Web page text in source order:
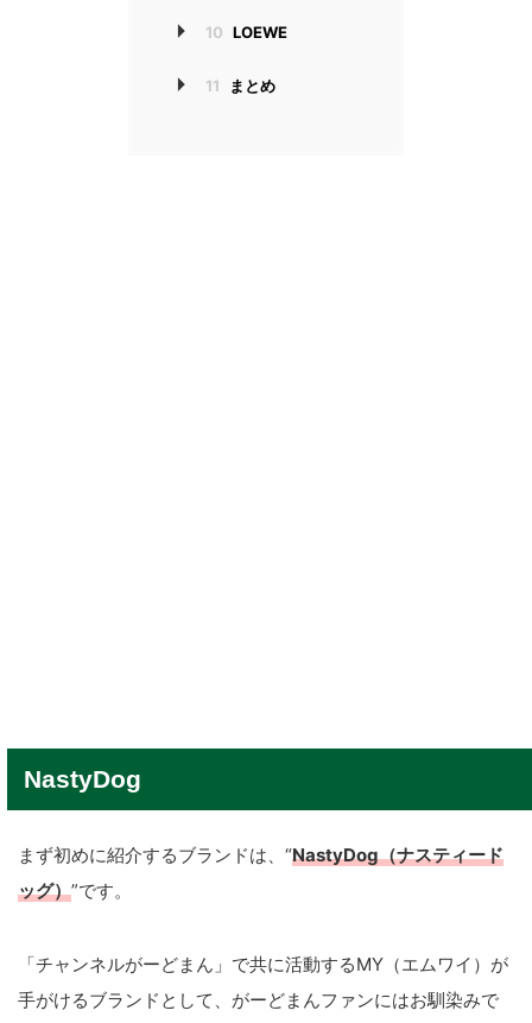
10 LOEWE
11 まとめ
NastyDog
まず初めに紹介するブランドは、“NastyDog（ナスティード
ッグ）”です。
「チャンネルがーどまん」で共に活動するMY（エムワイ）が
手がけるブランドとして、がーどまんファンにはお馴染みで